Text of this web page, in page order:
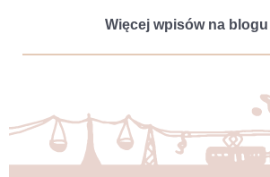
Więcej wpisów na blogu